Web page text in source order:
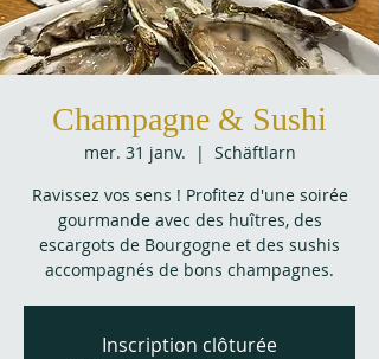
Champagne & Sushi
mer. 31 janv.
  |
Schäftlarn
Ravissez vos sens ! Profitez d'une soirée
gourmande avec des huîtres, des
escargots de Bourgogne et des sushis
accompagnés de bons champagnes.
Inscription clôturée